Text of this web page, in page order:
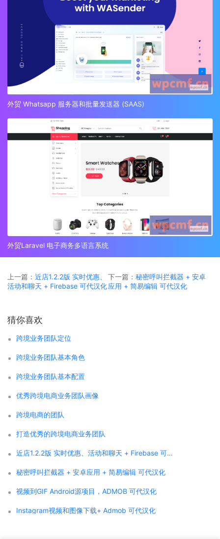
外贸 Whatsapp 服务器和批量发送器 (SAAS)
外贸Laravel 电子商务多语言系统
上一篇： 近店1.2.2版 实时优惠、
活动和聊天 + Firebase 可代汉化
下一篇： 秘密呼叫拦截器 + 安卓
应用 + 简易编辑 可代汉化
猜你喜欢
跨境业务团队定位
跨境业务团队基本角色
跨境业务团队基本配置
优秀跨境电商业务团队画像
跨境电商的团队
打造优秀的跨境电商业务团队
近店1.2.2版 实时优惠、活动和聊天 + Firebase 可代汉化
秘密呼叫拦截器 + 安卓应用 + 简易编辑 可代汉化
视频到GIF Android源项目，ADMOB 可代汉化
Instagram视频和图像下载+ Admob 可代汉化